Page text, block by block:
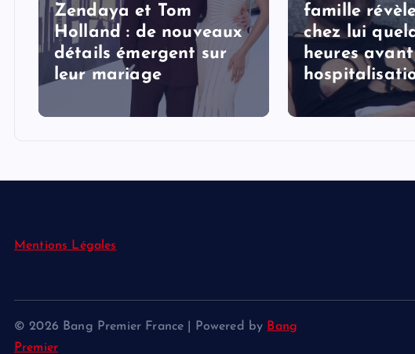
Zendaya et Tom
Holland : de nouveaux
détails émergent sur
leur mariage
famille
chez lui
heures
Mentions Légales
© 2026 Bang Premier France | Powered by Bang
Premier